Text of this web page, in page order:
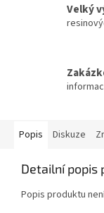
Velký
Popis Diskuze
Detailní popis
Popis produktu